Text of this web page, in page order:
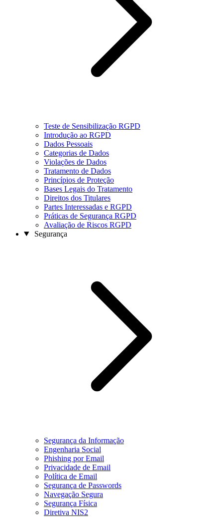
Teste de Sensibilização RGPD
Introdução ao RGPD
Dados Pessoais
Categorias de Dados
Violações de Dados
Tratamento de Dados
Princípios de Proteção
Bases Legais do Tratamento
Direitos dos Titulares
Partes Interessadas e RGPD
Práticas de Segurança RGPD
Avaliação de Riscos RGPD
Segurança
Segurança da Informação
Engenharia Social
Phishing por Email
Privacidade de Email
Política de Email
Segurança de Passwords
Navegação Segura
Segurança Física
Diretiva NIS2